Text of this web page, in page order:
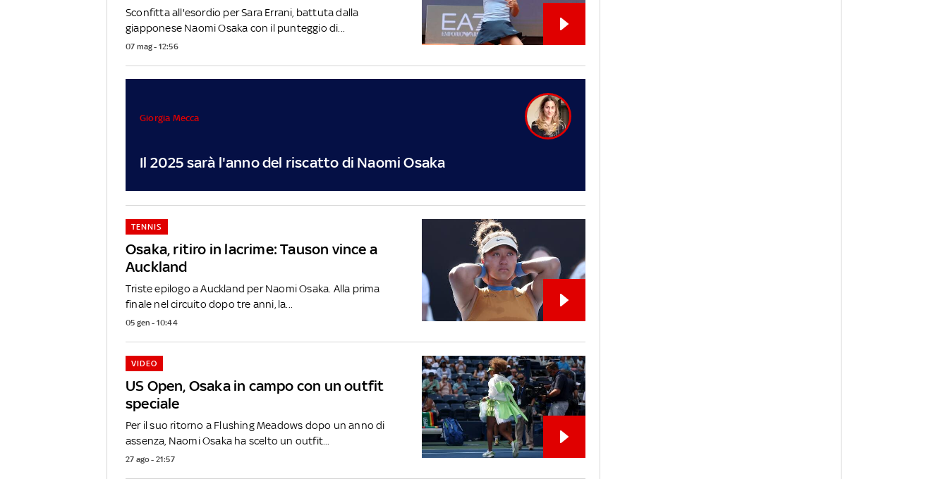
Sconfitta all'esordio per Sara Errani, battuta dalla
giapponese Naomi Osaka con il punteggio di...
07 mag - 12:56
Il 2025 sarà l'anno del riscatto di Naomi Osaka
Giorgia Mecca
Osaka, ritiro in lacrime: Tauson vince a
Auckland
TENNIS
Triste epilogo a Auckland per Naomi Osaka. Alla prima
finale nel circuito dopo tre anni, la...
05 gen - 10:44
US Open, Osaka in campo con un outfit
speciale
VIDEO
Per il suo ritorno a Flushing Meadows dopo un anno di
assenza, Naomi Osaka ha scelto un outfit...
27 ago - 21:57